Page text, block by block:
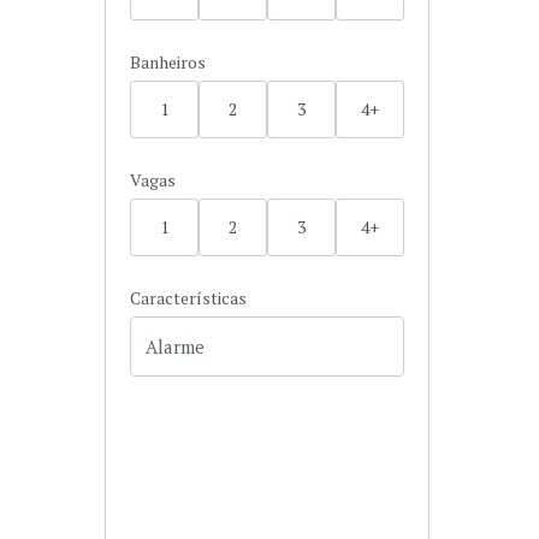
Banheiros
1 2 3 4+
Vagas
1 2 3 4+
Características